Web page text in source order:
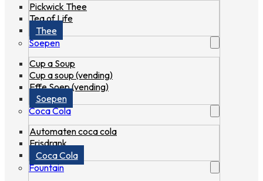
Pickwick Thee
Tea of Life
Thee
Soepen
Cup a Soup
Cup a soup (vending)
Effe Soep (vending)
Soepen
Coca Cola
Automaten coca cola
Frisdrank
Coca Cola
Fountain